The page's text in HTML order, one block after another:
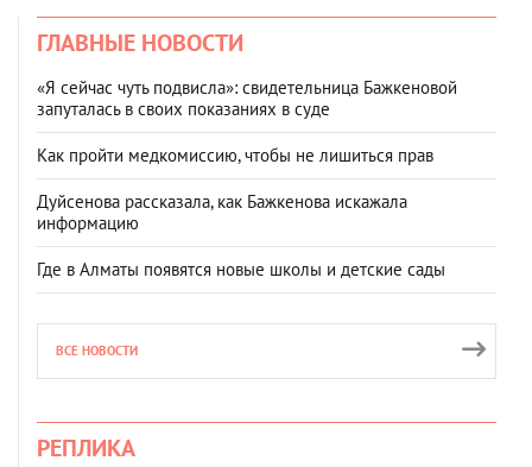
ГЛАВНЫЕ НОВОСТИ
«Я сейчас чуть подвисла»: свидетельница Бажкеновой
запуталась в своих показаниях в суде
Как пройти медкомиссию, чтобы не лишиться прав
Дуйсенова рассказала, как Бажкенова искажала
информацию
Где в Алматы появятся новые школы и детские сады
ВСЕ НОВОСТИ
РЕПЛИКА